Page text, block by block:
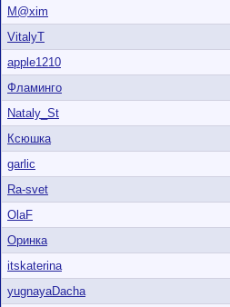
M@xim
VitalyT
apple1210
Фламинго
Nataly_St
Ксюшка
garlic
Ra-svet
OlaF
Оринка
itskaterina
yugnayaDacha